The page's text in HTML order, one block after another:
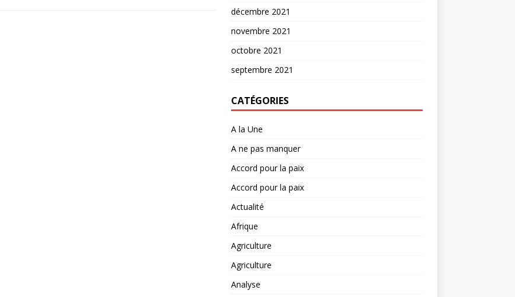
décembre 2021
novembre 2021
octobre 2021
septembre 2021
CATÉGORIES
A la Une
A ne pas manquer
Accord pour la paix
Accord pour la paix
Actualité
Afrique
Agriculture
Agriculture
Analyse